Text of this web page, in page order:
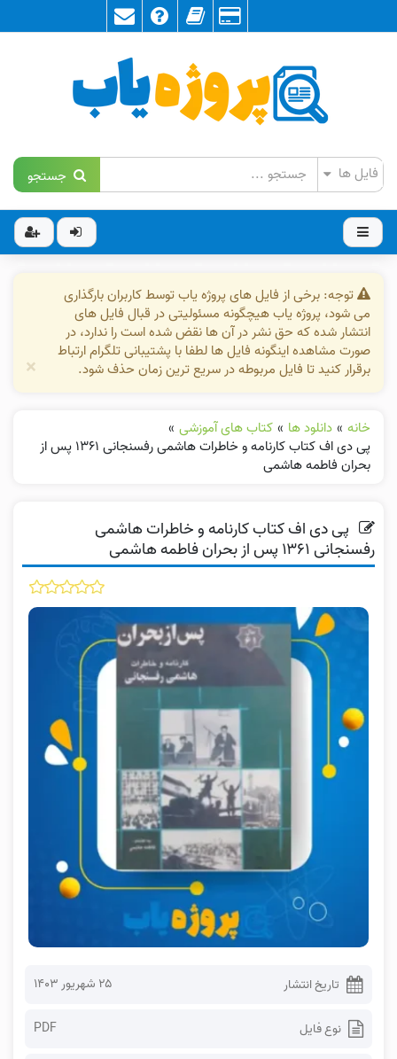
جستجو
توجه: برخی از فایل های پروژه یاب توسط کاربران بارگذاری
می شود، پروژه یاب هیچگونه مسئولیتی در قبال فایل های
انتشار شده که حق نشر در آن ها نقض شده است را ندارد، در
صورت مشاهده اینگونه فایل ها لطفا با پشتیبانی تلگرام ارتباط
برقرار کنید تا فایل مربوطه در سریع ترین زمان حذف شود.
×
خانه » دانلود ها » کتاب های آموزشی »
پی دی اف کتاب کارنامه و خاطرات هاشمی رفسنجانی ۱۳۶‍۱ پس از
بحران فاطمه هاشمی
پی دی اف کتاب کارنامه و خاطرات هاشمی
رفسنجانی ۱۳۶‍۱ پس از بحران فاطمه هاشمی
تاریخ انتشار ۲۵ شهریور ۱۴۰۳
نوع فایل PDF